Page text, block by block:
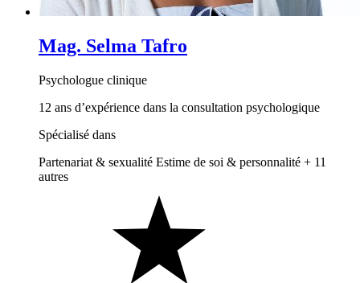
Mag. Selma Tafro
Psychologue clinique
12 ans d’expérience dans la consultation psychologique
Spécialisé dans
Partenariat & sexualité Estime de soi & personnalité + 11
autres